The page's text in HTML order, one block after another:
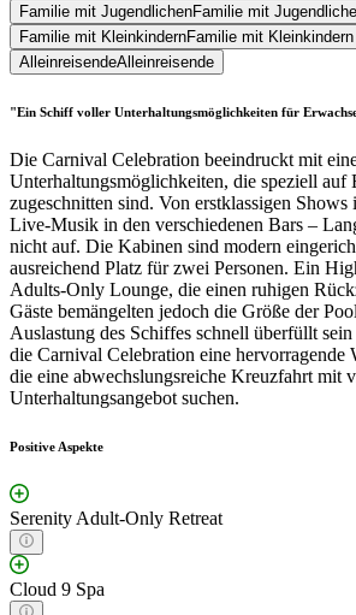
Familie mit JugendlichenFamilie mit
Familie mit KleinkindernFamilie mit Kleinkindern
AlleinreisendeAlleinreisende
"Ein Schiff voller Unterhaltungsmöglichkeiten für
Die Carnival Celebration beeindruckt mit
Unterhaltungsmöglichkeiten, die speziell auf
zugeschnitten sind. Von erstklassigen Shows
Live-Musik in den verschiedenen Bars –
nicht auf. Die Kabinen sind modern
ausreichend Platz für zwei Personen. Ein
Adults-Only Lounge, die einen ruhigen
Gäste bemängelten jedoch die Größe der
Auslastung des Schiffes schnell überfüllt
die Carnival Celebration eine hervorragende
die eine abwechslungsreiche Kreuzfahrt mit
Unterhaltungsangebot suchen.
Positive Aspekte
Serenity Adult-Only Retreat
Cloud 9 Spa